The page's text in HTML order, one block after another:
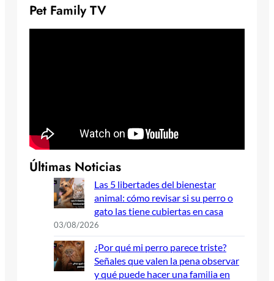
Pet Family TV
Últimas Noticias
Las 5 libertades del bienestar
animal: cómo revisar si su perro o
gato las tiene cubiertas en casa
03/08/2026
¿Por qué mi perro parece triste?
Señales que valen la pena observar
y qué puede hacer una familia en